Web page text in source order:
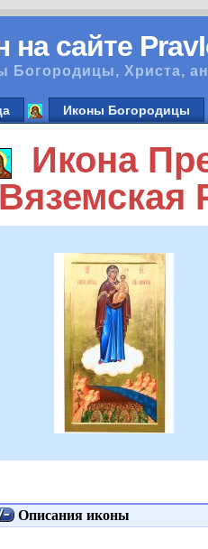
на сайте
Богородицы, Христа,
Иконы Богородицы
Икона
Описания иконы